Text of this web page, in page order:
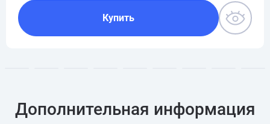
Купить
Дополнительная информация